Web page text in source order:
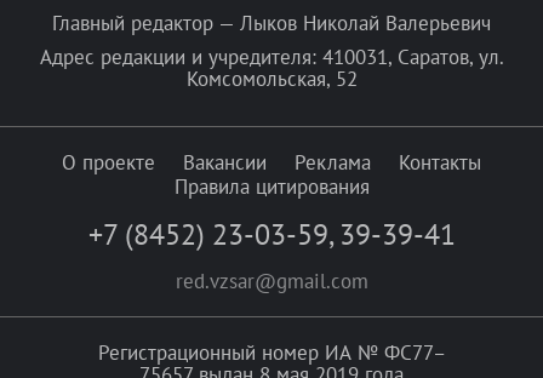
Главный редактор — Лыков Николай Валерьевич
Адрес редакции и учредителя: 410031, Саратов, ул.
Комсомольская, 52
О проекте Вакансии Реклама
Контакты
Правила цитирования
+7 (8452) 23-03-59, 39-39-41
red.vzsar@gmail.com
Регистрационный номер ИА № ФС77–